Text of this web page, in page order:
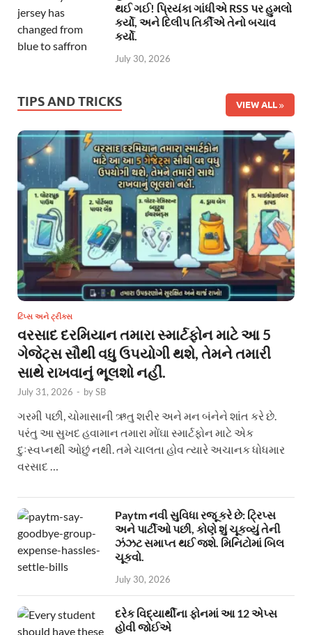
થઈ ગઈ! પ્રિયંકા ગાંધીએ RSS પર હુમલો
કર્યો, અને દિલીપ તિર્કીએ તેનો બચાવ
કર્યો.
July 30, 2026
TIPS AND TRICKS VIEW ALL
ટિપ્સ અને ટ્રીક્સ
વરસાદ દરમિયાન તમારા સ્માર્ટફોન માટે આ 5
ગેજેટ્સ સૌથી વધુ ઉપયોગી થશે, તેમને તમારી
સાથે રાખવાનું ભૂલશો નહીં.
July 31, 2026 - bySB
ગરમી પછી, ચોમાસાની ઋતુ શરીર અને મન બંનેને શાંત કરે છે.
પરંતુ આ સુખદ હવામાન તમારા મોંઘા સ્માર્ટફોન માટે એક
દુઃસ્વપ્નથી ઓછું નથી. તમે ચાલતા હોવ ત્યારે અચાનક ધોધમાર
વરસાદ …
Paytm નવી સુવિધા રજૂ કરે છે: ટ્રિપ્સ
અને પાર્ટીઓ પછી, કોણે શું ચૂકવ્યું તેની
ઝંઝટ સમાપ્ત થઈ જશે. મિનિટોમાં બિલ
ચૂકવો.
July 30, 2026
દરેક વિદ્યાર્થીના ફોનમાં આ 12 એપ્સ
હોવી જોઈએ